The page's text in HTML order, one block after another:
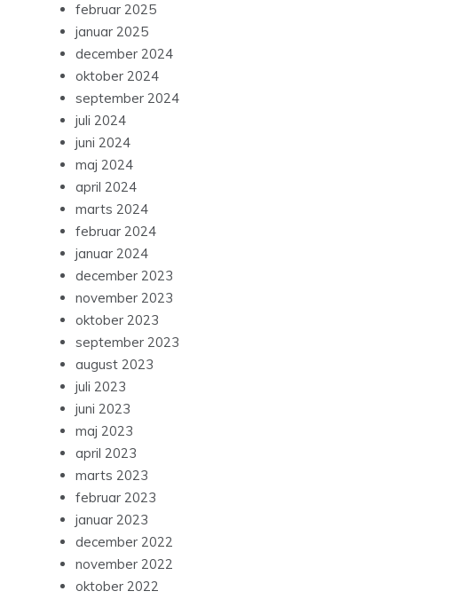
februar 2025
januar 2025
december 2024
oktober 2024
september 2024
juli 2024
juni 2024
maj 2024
april 2024
marts 2024
februar 2024
januar 2024
december 2023
november 2023
oktober 2023
september 2023
august 2023
juli 2023
juni 2023
maj 2023
april 2023
marts 2023
februar 2023
januar 2023
december 2022
november 2022
oktober 2022